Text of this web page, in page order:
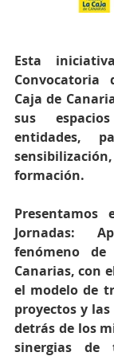
Esta
Convocatoria
Caja de
sus
entidades,
formación.
Jornadas:
fenómeno
Canarias, con
el modelo de
proyectos y
detrás de los
sinergias de